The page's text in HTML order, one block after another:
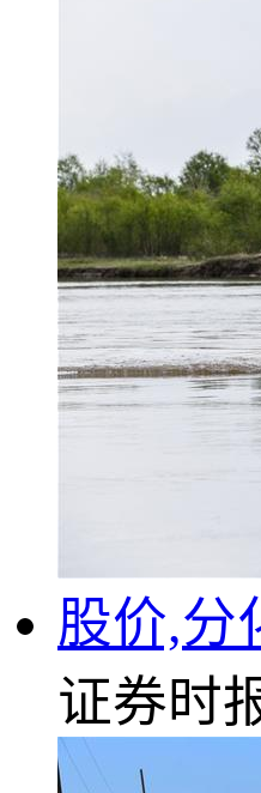
股价,分
证券时